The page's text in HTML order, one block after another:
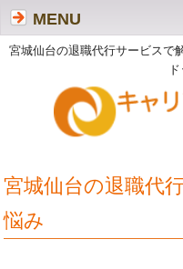
宮城仙台の退職代行サービスで
MENU
宮城仙台の退職代
悩み